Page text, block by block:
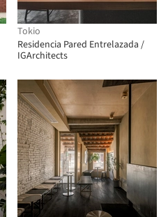
Tokio
Residencia Pared Entrelazada /
IGArchitects